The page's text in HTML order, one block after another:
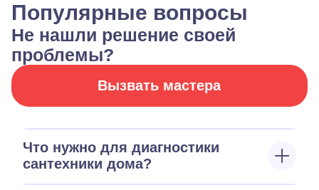
Популярные вопросы
Не нашли решение своей
проблемы?
Вызвать мастера
Что нужно для диагностики
сантехники дома?